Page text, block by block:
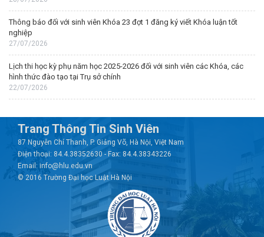
Thông báo đối với sinh viên Khóa 23 đợt 1 đăng ký viết Khóa luận tốt
nghiệp
27/07/2026
Lịch thi học kỳ phụ năm học 2025-2026 đối với sinh viên các Khóa, các
hình thức đào tạo tại Trụ sở chính
22/07/2026
Trang Thông Tin Sinh Viên
87 Nguyễn Chí Thanh, P. Giảng Võ, Hà Nội, Việt Nam
Điện thoại: 84.4.38352630 - Fax: 84.4.38343226
Email: info@hlu.edu.vn
© 2016 Trường Đại học Luật Hà Nội